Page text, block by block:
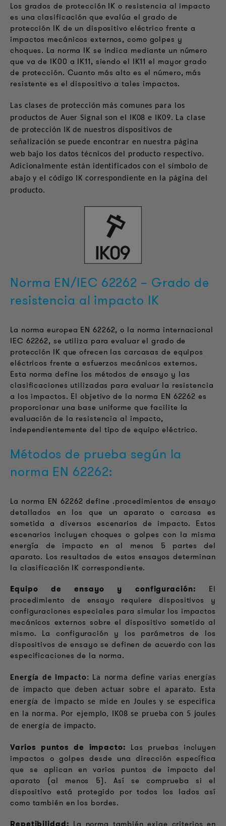
Los grados de protección IK o resistencia al impacto
es una clasificación que evalúa el grado de
protección IK de un dispositivo eléctrico frente a
impactos mecánicos externos, como golpes y
choques. La norma IK se indica mediante un número
que va de IK00 a IK11, siendo el IK11 el mayor grado
de protección. Cuanto más alto es el número, más
resistente es el dispositivo a tales impactos.
Las clases de protección más comunes para los
productos de Auer Signal son el IK08 e IK09. La clase
de protección IK de nuestros dispositivos de
señalización se puede encontrar en nuestra página
web bajo los datos técnicos del producto respectivo.
Adicionalmente están identificados con el símbolo de
abajo y el código IK correspondiente en la página del
producto.
Norma EN/IEC 62262 – Grado de
resistencia al impacto IK
La norma europea EN 62262, o la norma internacional
IEC 62262, se utiliza para evaluar el grado de
protección IK que ofrecen las carcasas de equipos
eléctricos frente a esfuerzos mecánicos externos.
Esta norma define los métodos de ensayo y las
clasificaciones utilizadas para evaluar la resistencia
a los impactos. El objetivo de la norma EN 62262 es
proporcionar una base uniforme que facilite la
evaluación de la resistencia al impacto,
independientemente del tipo de equipo eléctrico.
Métodos de prueba según la
norma EN 62262:
La norma EN 62262 define .procedimientos de ensayo
detallados en los que un aparato o carcasa es
sometida a diversos escenarios de impacto. Estos
escenarios incluyen choques o golpes con la misma
energía de impacto en al menos 5 partes del
aparato. Los resultados de estos ensayos determinan
la clasificación IK correspondiente.
Equipo de ensayo y configuración: El
procedimiento de ensayo requiere dispositivos y
configuraciones especiales para simular los impactos
mecánicos externos sobre el dispositivo sometido al
mismo. La configuración y los parámetros de los
dispositivos de ensayo se definen de acuerdo con las
especificaciones de la norma.
Energía de impacto: La norma define varias energías
de impacto que deben actuar sobre el aparato. Esta
energía de impacto se mide en Joules y se especifica
en la norma. Por ejemplo, IK08 se prueba con 5 joules
de energía de impacto.
Varios puntos de impacto: Las pruebas incluyen
impactos o golpes desde una dirección específica
que se aplican en varios puntos de impacto del
aparato (al menos 5). Así se comprueba si el
dispositivo está protegido por todos los lados así
como también en los bordes.